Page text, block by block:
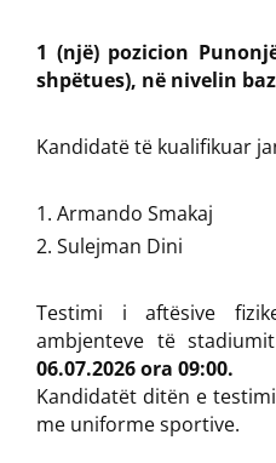
1 (një) pozicion
shpëtues), në nivelin
Kandidatë të kualifikuar
Armando Smakaj
Sulejman Dini
Testimi i aftësive
ambjenteve të
06.07.2026 ora 09:00.
Kandidatët ditën e
me uniforme sportive.